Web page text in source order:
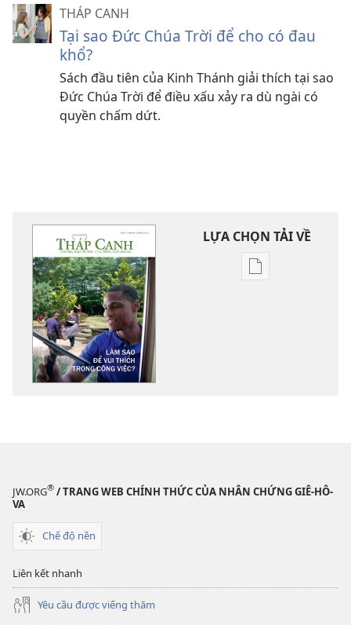
THÁP CANH
Tại sao Đức Chúa Trời để cho có đau
khổ?
Sách đầu tiên của Kinh Thánh giải thích tại sao
Đức Chúa Trời để điều xấu xảy ra dù ngài có
quyền chấm dứt.
LỰA CHỌN TẢI VỀ
Tùy
Làm
JW.ORG® / TRANG WEB CHÍNH THỨC CỦA NHÂN CHỨNG GIÊ-HÔ-
VA
Chế độ nền
Liên kết nhanh
Yêu cầu được viếng thăm